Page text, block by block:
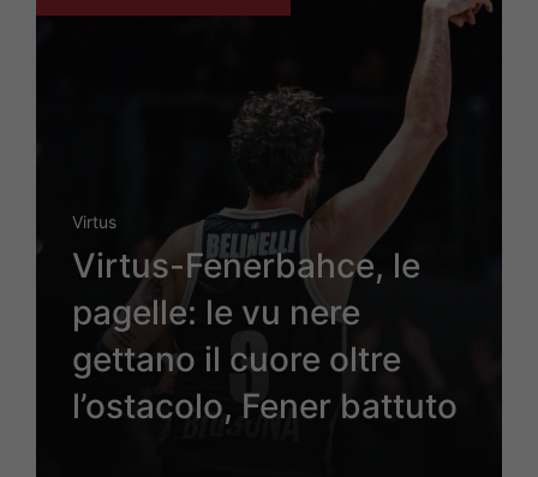
Virtus
Virtus-Fenerbahce, le
pagelle: le vu nere
gettano il cuore oltre
l’ostacolo, Fener battuto